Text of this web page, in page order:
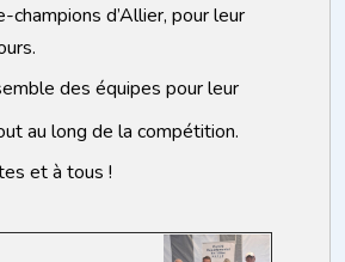
champions d’Allier, pour leur
des équipes pour leur
au long de la compétition.
et à tous !